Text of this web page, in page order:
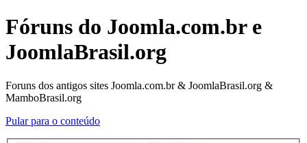
Fóruns do Joomla.com.br e
JoomlaBrasil.org
Foruns dos antigos sites Joomla.com.br & JoomlaBrasil.org &
MamboBrasil.org
Pular para o conteúdo